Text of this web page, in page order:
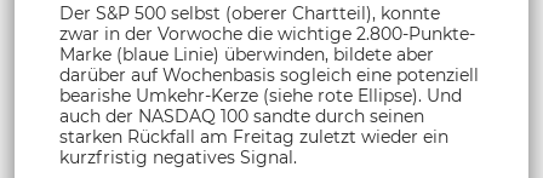
Der S&P 500 selbst (oberer Chartteil), konnte
zwar in der Vorwoche die wichtige 2.800-Punkte-
Marke (blaue Linie) überwinden, bildete aber
darüber auf Wochenbasis sogleich eine potenziell
bearishe Umkehr-Kerze (siehe rote Ellipse). Und
auch der NASDAQ 100 sandte durch seinen
starken Rückfall am Freitag zuletzt wieder ein
kurzfristig negatives Signal.